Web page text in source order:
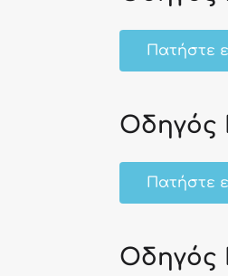
Πατήστε
Οδηγός
Πατήστε
Οδηγός